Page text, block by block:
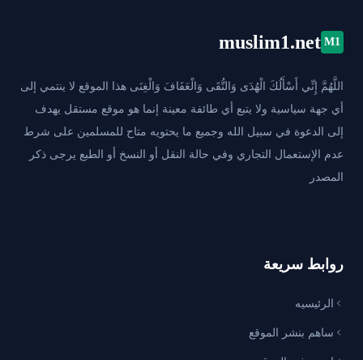
M1
muslim1.net
اللَّهُمَّ إِنِّي أَسْأَلُكَ الْهُدَى وَالتُّقَى وَالْعَفَافَ وَالْغِنَى هذا الموقع لا ينتمي إلى
أي جهة سياسية ولا يتبع أي طائفة معينة إنما هو موقع مستقل يهدف
إلى الدعوة في سبيل الله وجميع ما يحتويه متاح للمسلمين على شرط
عدم الإستعمال التجاري وفي حالة النقل أو النسخ أو الطبع يرجى ذكر
المصدر
روابط سريعة
الرئيسيه
ساهم بنشر الموقع